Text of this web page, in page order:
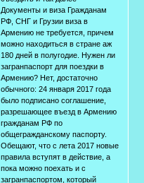
Документы и виза Гражданам
РФ, СНГ и Грузии виза в
Армению не требуется, причем
можно находиться в стране аж
180 дней в полугодие. Нужен ли
загранпаспорт для поездки в
Армению? Нет, достаточно
обычного: 24 января 2017 года
было подписано соглашение,
разрешающее въезд в Армению
гражданам РФ по
общегражданскому паспорту.
Обещают, что с лета 2017 новые
правила вступят в действие, а
пока можно поехать и с
загранпаспортом, который